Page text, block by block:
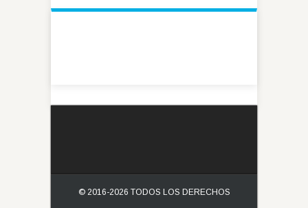
© 2016-2026 TODOS LOS DERECHOS